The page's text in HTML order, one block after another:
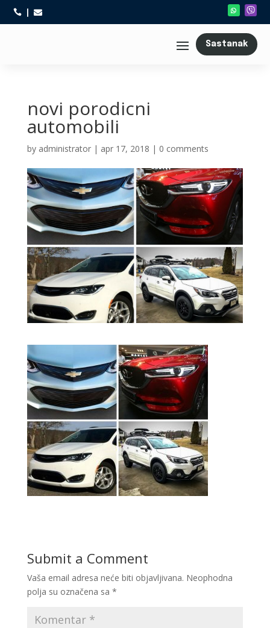
 
Sastanak
novi porodicni
automobili
by administrator| apr 17, 2018 | 0 comments
Submit a Comment
Vaša email adresa neće biti objavljivana. Neophodna
polja su označena sa *